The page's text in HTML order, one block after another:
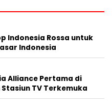
Indonesia Rossa untuk
Indonesia
Alliance Pertama di
TV Terkemuka